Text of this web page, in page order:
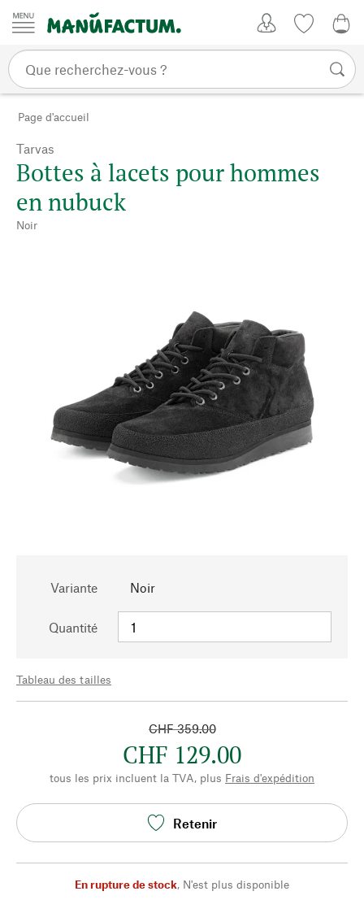
Passer au contenu
Page d'accueil
Tarvas
Bottes à lacets pour hommes
en nubuck
Noir
Variante Noir
Quantité
Tableau des tailles
CHF 359.00
CHF 129.00
tous les prix incluent la TVA, plus Frais d'expédition
Retenir
En rupture de stock, N'est plus disponible